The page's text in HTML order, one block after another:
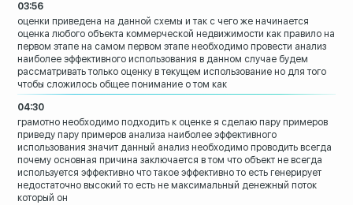
03:56
оценки приведена на данной схемы и так с чего же начинается
оценка любого объекта коммерческой недвижимости как правило на
первом этапе на самом первом этапе необходимо провести анализ
наиболее эффективного использования в данном случае будем
рассматривать только оценку в текущем использование но для того
чтобы сложилось общее понимание о том как
04:30
грамотно необходимо подходить к оценке я сделаю пару примеров
приведу пару примеров анализа наиболее эффективного
использования значит данный анализ необходимо проводить всегда
почему основная причина заключается в том что объект не всегда
используется эффективно что такое эффективно то есть генерирует
недостаточно высокий то есть не максимальный денежный поток
который он